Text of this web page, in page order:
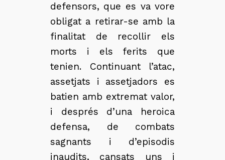
defensors, que es va vore
obligat a retirar-se amb la
finalitat de recollir els
morts i els ferits que
tenien. Continuant l’atac,
assetjats i assetjadors es
batien amb extremat valor,
i després d’una heroica
defensa, de combats
sagnants i d’episodis
inaudits, cansats uns i